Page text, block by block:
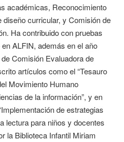
académicas, Reconocimiento
curricular, y Comisión de
Ha contribuido con pruebas
ALFIN, además en el año
Comisión Evaluadora de
artículos como el “Tesauro
Movimiento Humano
de la información”, y en
de estrategias
lectura para niños y docentes
la Biblioteca Infantil Miriam